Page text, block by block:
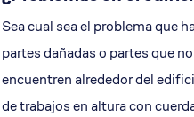
Sea cual sea el problema que
partes dañadas o partes que
encuentren alrededor del
de trabajos en altura con